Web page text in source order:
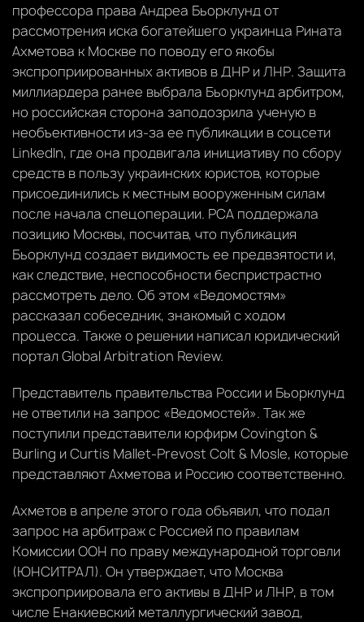
профессора права Андреа Бьорклунд от
рассмотрения иска богатейшего украинца Рината
Ахметова к Москве по поводу его якобы
экспроприированных активов в ДНР и ЛНР. Защита
миллиардера ранее выбрала Бьорклунд арбитром,
но российская сторона заподозрила ученую в
необъективности из-за ее публикации в соцсети
LinkedIn, где она продвигала инициативу по сбору
средств в пользу украинских юристов, которые
присоединились к местным вооруженным силам
после начала спецоперации. PCA поддержала
позицию Москвы, посчитав, что публикация
Бьорклунд создает видимость ее предвзятости и,
как следствие, неспособности беспристрастно
рассмотреть дело. Об этом «Ведомостям»
рассказал собеседник, знакомый с ходом
процесса. Также о решении написал юридический
портал Global Arbitration Review.
Представитель правительства России и Бьорклунд
не ответили на запрос «Ведомостей». Так же
поступили представители юрфирм Covington &
Burling и Curtis Mallet-Prevost Colt & Mosle, которые
представляют Ахметова и Россию соответственно.
Ахметов в апреле этого года объявил, что подал
запрос на арбитраж с Россией по правилам
Комиссии ООН по праву международной торговли
(ЮНСИТРАЛ). Он утверждает, что Москва
экспроприировала его активы в ДНР и ЛНР, в том
числе Енакиевский металлургический завод,